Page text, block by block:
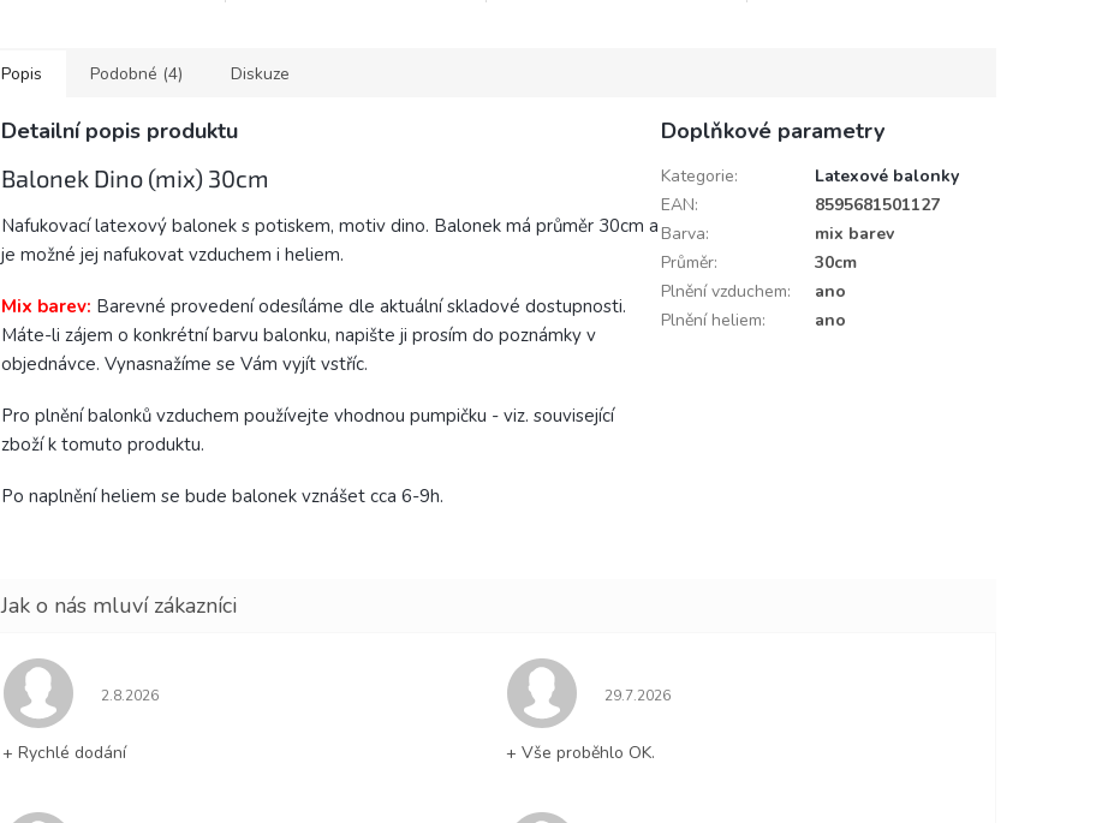
Popis Podobné (4) Diskuze
Detailní popis produktu
Balonek Dino (mix) 30cm
Nafukovací latexový balonek s potiskem, motiv dino. Balonek má průměr 30cm a
je možné jej nafukovat vzduchem i heliem.
Mix barev: Barevné provedení odesíláme dle aktuální skladové dostupnosti.
Máte-li zájem o konkrétní barvu balonku, napište ji prosím do poznámky v
objednávce. Vynasnažíme se Vám vyjít vstříc.
Pro plnění balonků vzduchem používejte vhodnou pumpičku - viz. související
zboží k tomuto produktu.
Po naplnění heliem se bude balonek vznášet cca 6-9h.
Doplňkové parametry
Kategorie:
Latexové balonky
EAN:
8595681501127
Barva:
mix barev
Průměr:
30cm
Plnění vzduchem:
ano
Plnění heliem: ano
Hodnocení obchodu je 5 z 5 hvězdiček.
2.8.2026
+ Rychlé dodání
Hodnocení obchodu je 5 z 5 hvězdiček.
29.7.2026
+ Vše proběhlo OK.